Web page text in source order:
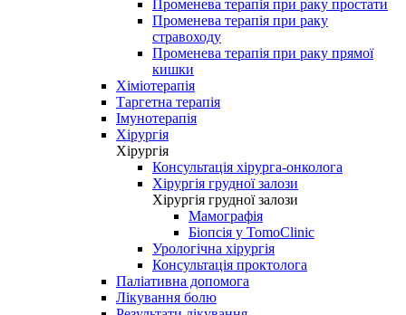
Променева терапія при раку простати
Променева терапія при раку
стравоходу
Променева терапія при раку прямої
кишки
Хіміотерапія
Таргетна терапія
Імунотерапія
Хірургія
Хірургія
Консультація хірурга-онколога
Хірургія грудної залози
Хірургія грудної залози
Мамографія
Біопсія у TomoClinic
Урологічна хірургія
Консультація проктолога
Паліативна допомога
Лікування болю